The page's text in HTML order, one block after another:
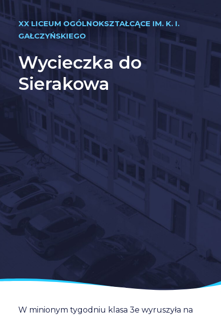
XX LICEUM OGÓLNOKSZTAŁCĄCE IM. K. I.
GAŁCZYŃSKIEGO
Wycieczka do
Sierakowa
W minionym tygodniu klasa 3e wyruszyła na